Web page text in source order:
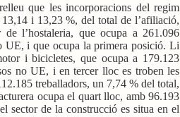
que les incorporacions del regim
i 13,23 %, del total de l’afiliació,
de l’hostaleria, que ocupa a 261.096
UE, i que ocupa la primera posició. Li
i bicicletes, que ocupa a 179.123
no UE, i en tercer lloc es troben les
treballadors, un 7,74 % del total,
ocupa el quart lloc, amb 96.193
sector de la construcció es situa en el